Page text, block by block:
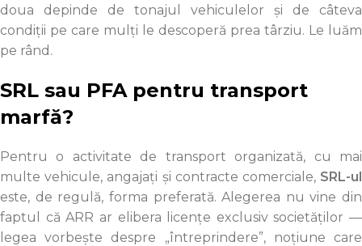
doua depinde de tonajul vehiculelor și de câteva
condiții pe care mulți le descoperă prea târziu. Le luăm
pe rând.
SRL sau PFA pentru transport
marfă?
Pentru o activitate de transport organizată, cu mai
multe vehicule, angajați și contracte comerciale, SRL-ul
este, de regulă, forma preferată. Alegerea nu vine din
faptul că ARR ar elibera licențe exclusiv societăților —
legea vorbește despre „întreprindere”, noțiune care